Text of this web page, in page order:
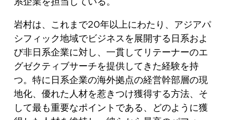
岩村は、これまで20年以上にわたり、アジアパ
シフィック地域でビジネスを展開する日系およ
び非日系企業に対し、一貫してリテーナーのエ
グゼクティブサーチを提供してきた経験を持
つ。特に日系企業の海外拠点の経営幹部層の現
地化、優れた人材を惹きつけ獲得する方法、そ
して最も重要なポイントである、どのように獲